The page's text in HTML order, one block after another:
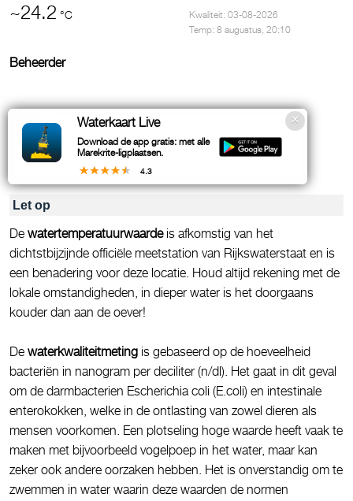
~24.2 °C
Kwaliteit: 03-08-2026
Temp: 8 augustus, 20:10
Beheerder
Telefoon:
Let op
De watertemperatuurwaardeis afkomstig van het
dichtstbijzijnde officiële meetstation van Rijkswaterstaat en is
een benadering voor deze locatie. Houd altijd rekening met de
lokale omstandigheden, in dieper water is het doorgaans
kouder dan aan de oever!
De waterkwaliteitmeting is gebaseerd op de hoeveelheid
bacteriën in nanogram per deciliter (n/dl). Het gaat in dit geval
om de darmbacterien Escherichia coli (E.coli) en intestinale
enterokokken, welke in de ontlasting van zowel dieren als
mensen voorkomen. Een plotseling hoge waarde heeft vaak te
maken met bijvoorbeeld vogelpoep in het water, maar kan
zeker ook andere oorzaken hebben. Het is onverstandig om te
zwemmen in water waarin deze waarden de normen
Waterkaart Live
Download de app gratis: met alle
Marekrite-ligplaatsen.
4.3